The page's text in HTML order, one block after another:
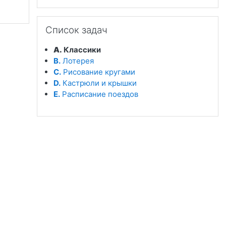
Список задач
A. Классики
B. Лотерея
C. Рисование кругами
D. Кастрюли и крышки
E. Расписание поездов